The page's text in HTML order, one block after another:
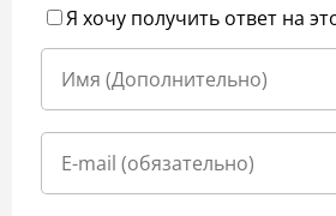
Я хочу получить ответ на